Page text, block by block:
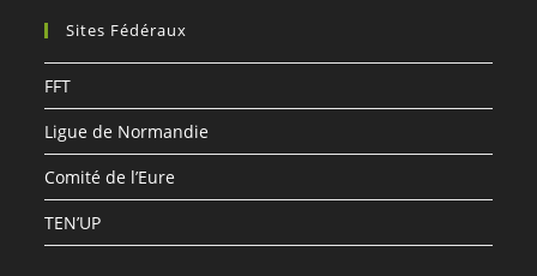
Sites Fédéraux
FFT
Ligue de Normandie
Comité de l’Eure
TEN’UP